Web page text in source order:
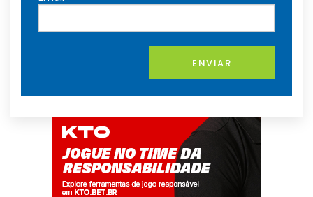
ENVIAR